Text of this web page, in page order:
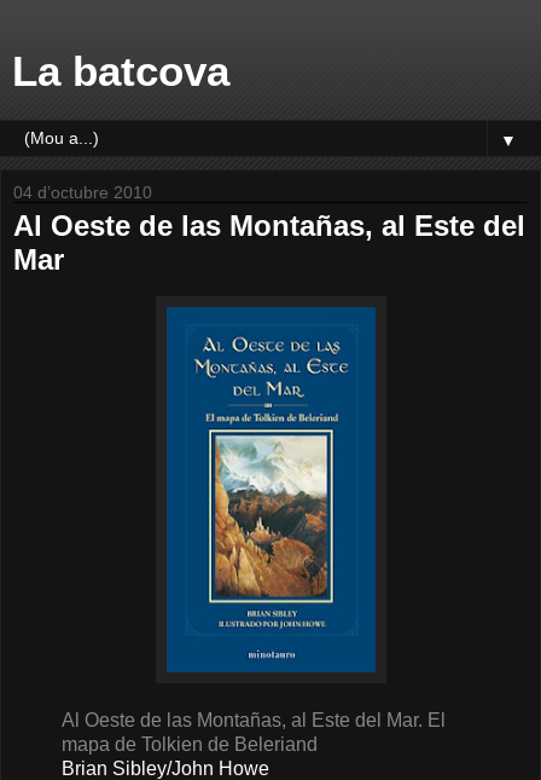
La batcova
▼
04 d’octubre 2010
Al Oeste de las Montañas, al Este del
Mar
Al Oeste de las Montañas, al Este del Mar. El
mapa de Tolkien de Beleriand
Brian Sibley/John Howe